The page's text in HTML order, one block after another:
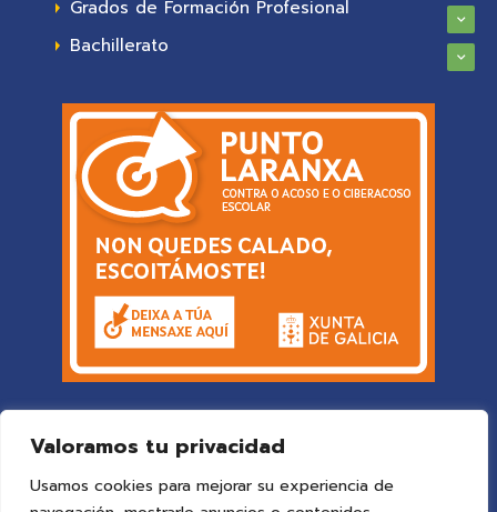
Valoramos tu privacidad
Usamos cookies para mejorar su experiencia de
Grados de Formación Profesional
Bachillerato